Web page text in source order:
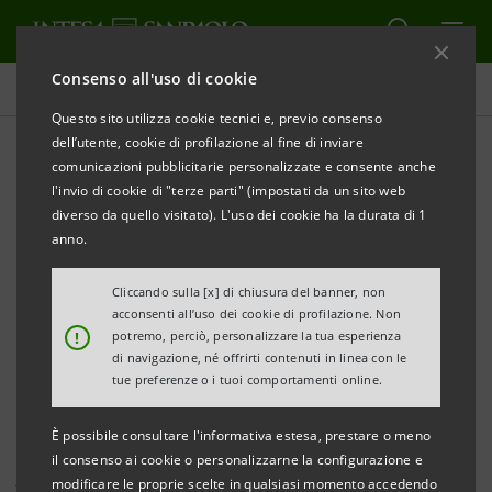
Consenso all'uso di cookie
Questo sito utilizza cookie tecnici e, previo consenso
dell’utente, cookie di profilazione al fine di inviare
comunicazioni pubblicitarie personalizzate e consente anche
l'invio di cookie di "terze parti" (impostati da un sito web
diverso da quello visitato). L'uso dei cookie ha la durata di 1
anno.
!
Cliccando sulla [x] di chiusura del banner, non
acconsenti all’uso dei cookie di profilazione. Non
potremo, perciò, personalizzare la tua esperienza
di navigazione, né offrirti contenuti in linea con le
tue preferenze o i tuoi comportamenti online.
È possibile consultare l'informativa estesa, prestare o meno
il consenso ai cookie o personalizzarne la configurazione e
modificare le proprie scelte in qualsiasi momento accedendo
Comunicati stampa
STAMPA AGGIORNA
COMUNICATO STAMPA
TURISMO: DA INTESA SANPAOLO NUOVE RISORSE E
PER FAR COGLIERE ALLE PMI LE
OPPORTUNITA’ DEL PNRR
La Banca innalza a 1,2 miliardi di euro il
plafonddestinato al settore.